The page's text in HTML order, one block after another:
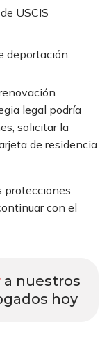
USCIS
deportación.
legal podría
solicitar la
de residencia
protecciones
con el
a nuestros
hoy